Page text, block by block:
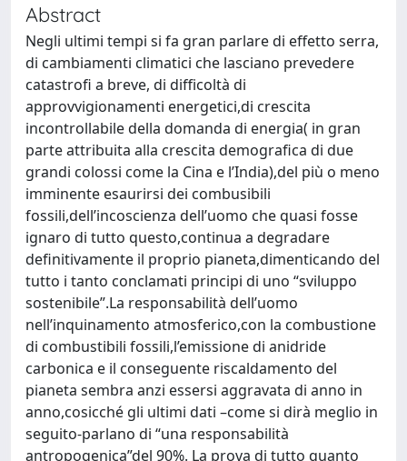
Abstract
Negli ultimi tempi si fa gran parlare di effetto serra,
di cambiamenti climatici che lasciano prevedere
catastrofi a breve, di difficoltà di
approvvigionamenti energetici,di crescita
incontrollabile della domanda di energia( in gran
parte attribuita alla crescita demografica di due
grandi colossi come la Cina e l’India),del più o meno
imminente esaurirsi dei combusibili
fossili,dell’incoscienza dell’uomo che quasi fosse
ignaro di tutto questo,continua a degradare
definitivamente il proprio pianeta,dimenticando del
tutto i tanto conclamati principi di uno “sviluppo
sostenibile”.La responsabilità dell’uomo
nell’inquinamento atmosferico,con la combustione
di combustibili fossili,l’emissione di anidride
carbonica e il conseguente riscaldamento del
pianeta sembra anzi essersi aggravata di anno in
anno,cosicché gli ultimi dati –come si dirà meglio in
seguito-parlano di “una responsabilità
antropogenica”del 90%. La prova di tutto quanto